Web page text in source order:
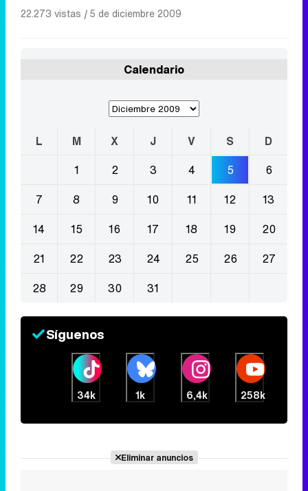
22.273 vistas |5 de diciembre 2009
Calendario
L M X J V S
D
1
2 3 4 5
6
7
8 9 10 11 12
13
14
15 16 17 18 19
20
21
22 23 24 25 26
27
28
29 30 31
Síguenos
34k 1k 6,4k 258k
Eliminar anuncios